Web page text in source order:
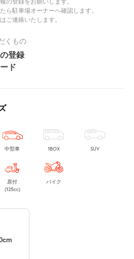
ら駐車場オーナーへ確認します。
ご連絡いたします。
くもの
登録
ド
中型車 1BOX SUV
原付
(125cc)
バイク